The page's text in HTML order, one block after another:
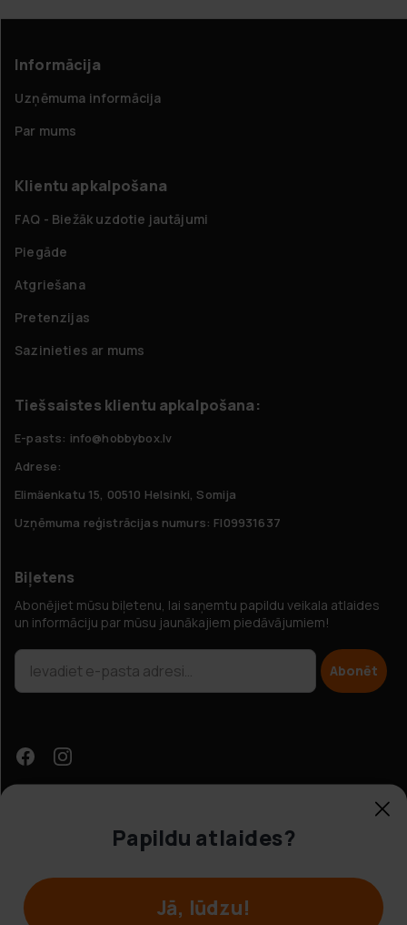
Informācija
Uzņēmuma informācija
Par mums
Klientu apkalpošana
FAQ - Biežāk uzdotie jautājumi
Piegāde
Atgriešana
Pretenzijas
Sazinieties ar mums
Tiešsaistes klientu apkalpošana:
E-pasts: info@hobbybox.lv
Adrese:
Elimäenkatu 15, 00510 Helsinki, Somija
Uzņēmuma reģistrācijas numurs: FI09931637
Biļetens
Abonējiet mūsu biļetenu, lai saņemtu papildu veikala atlaides
un informāciju par mūsu jaunākajiem piedāvājumiem!
Abonēt
Papildu atlaides?
Jā, lūdzu!